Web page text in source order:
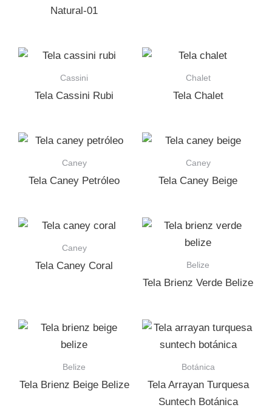
Natural-01
Cassini
Tela Cassini Rubi
Chalet
Tela Chalet
Caney
Tela Caney Petróleo
Caney
Tela Caney Beige
Caney
Tela Caney Coral Belize
Tela Brienz Verde Belize
Belize
Tela Brienz Beige Belize
Botánica
Tela Arrayan Turquesa
Suntech Botánica